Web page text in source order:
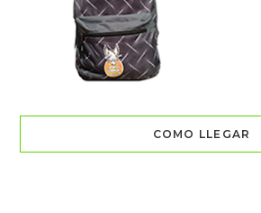
COMO LLEGAR